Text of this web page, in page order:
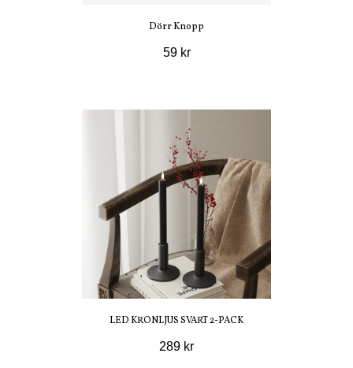
Dörr Knopp
59 kr
LED KRONLJUS SVART 2-PACK
289 kr